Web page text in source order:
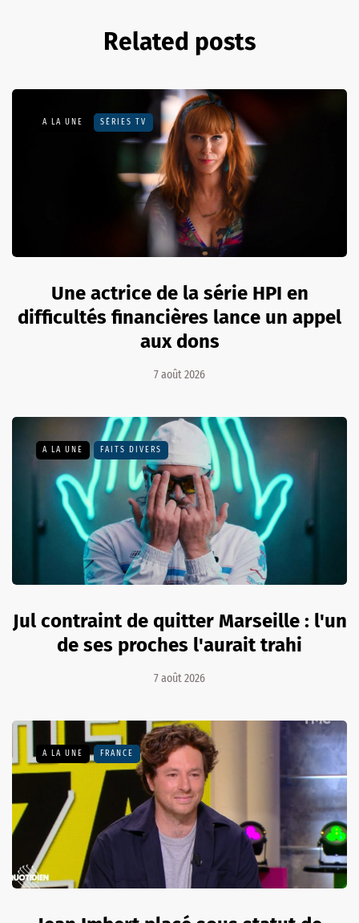
Related posts
A LA UNE SÉRIES TV
Une actrice de la série HPI en
difficultés financières lance un appel
aux dons
7 août 2026
A LA UNE FAITS DIVERS
Jul contraint de quitter Marseille : l'un
de ses proches l'aurait trahi
7 août 2026
A LA UNE FRANCE